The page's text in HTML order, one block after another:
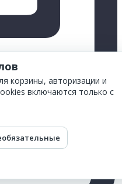
корзины, авторизации и
включаются только с